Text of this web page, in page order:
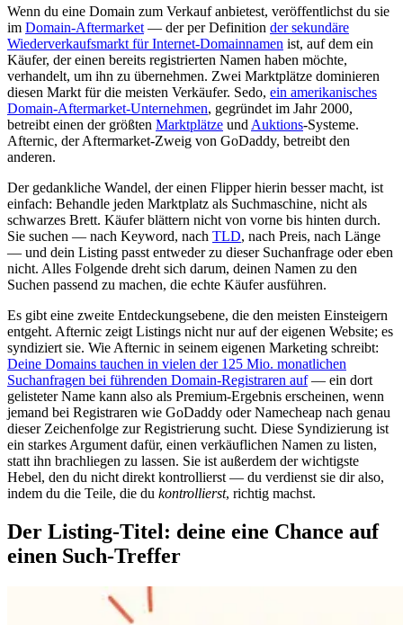
Wenn du eine Domain zum Verkauf anbietest, veröffentlichst du sie
im Domain-Aftermarket— der per Definition der sekundäre
Wiederverkaufsmarkt für Internet-Domainnamen ist, auf dem ein
Käufer, der einen bereits registrierten Namen haben möchte,
verhandelt, um ihn zu übernehmen. Zwei Marktplätze dominieren
diesen Markt für die meisten Verkäufer. Sedo, ein amerikanisches
Domain-Aftermarket-Unternehmen, gegründet im Jahr 2000,
betreibt einen der größten Marktplätze undAuktions-Systeme.
Afternic, der Aftermarket-Zweig von GoDaddy, betreibt den
anderen.
Der gedankliche Wandel, der einen Flipper hierin besser macht, ist
einfach: Behandle jeden Marktplatz als Suchmaschine, nicht als
schwarzes Brett. Käufer blättern nicht von vorne bis hinten durch.
Sie suchen — nach Keyword, nach TLD, nach Preis, nach Länge
— und dein Listing passt entweder zu dieser Suchanfrage oder eben
nicht. Alles Folgende dreht sich darum, deinen Namen zu den
Suchen passend zu machen, die echte Käufer ausführen.
Es gibt eine zweite Entdeckungsebene, die den meisten Einsteigern
entgeht. Afternic zeigt Listings nicht nur auf der eigenen Website; es
syndiziert sie. Wie Afternic in seinem eigenen Marketing schreibt:
Deine Domains tauchen in vielen der 125 Mio. monatlichen
Suchanfragen bei führenden Domain-Registraren auf— ein dort
gelisteter Name kann also als Premium-Ergebnis erscheinen, wenn
jemand bei Registraren wie GoDaddy oder Namecheap nach genau
dieser Zeichenfolge zur Registrierung sucht. Diese Syndizierung ist
ein starkes Argument dafür, einen verkäuflichen Namen zu listen,
statt ihn brachliegen zu lassen. Sie ist außerdem der wichtigste
Hebel, den du nicht direkt kontrollierst — du verdienst sie dir also,
indem du die Teile, die du kontrollierst, richtig machst.
Der Listing-Titel: deine eine Chance auf
einen Such-Treffer